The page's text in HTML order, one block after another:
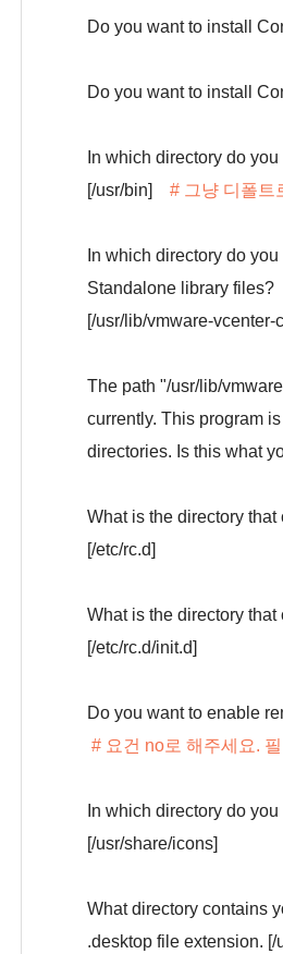
Do you want to install
Do you want to install
In which directory do
[/usr/bin] # 그냥 디폴트
In which directory do
Standalone library
[/usr/lib/vmware-
The path "/usr/lib/
currently. This program
directories. Is this what
What is the directory
[/etc/rc.d]
What is the directory
[/etc/rc.d/init.d]
Do you want to enable
# 요건 no로 해주세요.
In which directory do
[/usr/share/icons]
What directory contains
.desktop file extension.